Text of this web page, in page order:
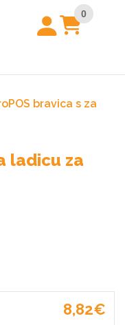
0
bravica s za
ladicu za
8,82€